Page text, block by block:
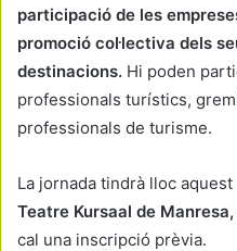
participació de les
promoció col·lectiva dels
destinacions. Hi poden
professionals turístics,
professionals de turisme.
La jornada tindrà lloc aquest
Teatre Kursaal de
cal una inscripció prèvia.